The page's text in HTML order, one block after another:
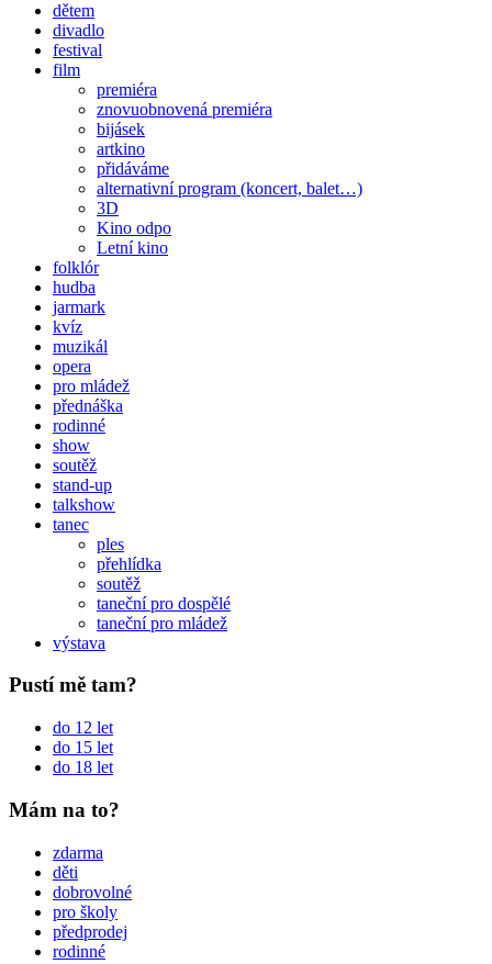
dětem
divadlo
festival
film
premiéra
znovuobnovená premiéra
bijásek
artkino
přidáváme
alternativní program (koncert, balet…)
3D
Kino odpo
Letní kino
folklór
hudba
jarmark
kvíz
muzikál
opera
pro mládež
přednáška
rodinné
show
soutěž
stand-up
talkshow
tanec
ples
přehlídka
soutěž
taneční pro dospělé
taneční pro mládež
výstava
Pustí mě tam?
do 12 let
do 15 let
do 18 let
Mám na to?
zdarma
děti
dobrovolné
pro školy
předprodej
rodinné